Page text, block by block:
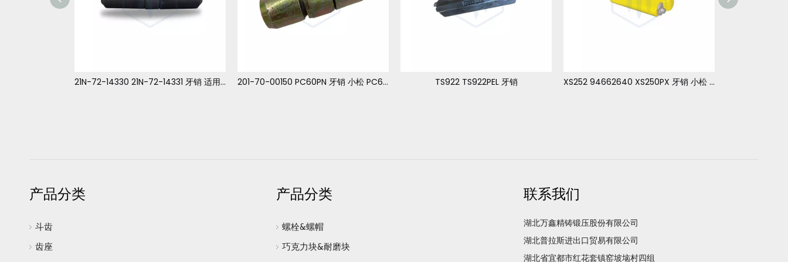
21N-72-14330 21N-72-14331 牙销 适用于小松 PC1000-PC1250 201-70-00150 PC60PN 牙销 小松 PC60-1,2 TS922 TS922PEL 牙销 XS252 94662640 XS250PX 牙销 小松 PC3000
产品分类
斗齿
齿座
产品分类
螺栓&螺帽
巧克力块&耐磨块
联系我们
湖北万鑫精铸锻压股份有限公司
湖北普拉斯进出口贸易有限公司
湖北省宜都市红花套镇窑坡垴村四组